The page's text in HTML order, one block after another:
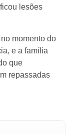
lesões
momento do
e a família
que
repassadas